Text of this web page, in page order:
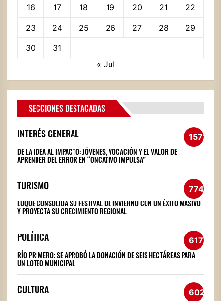
16 17 18 19 20 21 22
23 24 25 26 27 28 29
30
31
« Jul
SECCIONES DESTACADAS
INTERÉS GENERAL 1572
DE LA IDEA AL IMPACTO: JÓVENES, VOCACIÓN Y EL VALOR DE
APRENDER DEL ERROR EN “ONCATIVO IMPULSA”
TURISMO 774
LUQUE CONSOLIDA SU FESTIVAL DE INVIERNO CON UN ÉXITO MASIVO
Y PROYECTA SU CRECIMIENTO REGIONAL
POLÍTICA 617
RÍO PRIMERO: SE APROBÓ LA DONACIÓN DE SEIS HECTÁREAS PARA
UN LOTEO MUNICIPAL
CULTURA 602